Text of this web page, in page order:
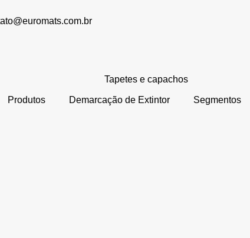
Produtos Demarcação de Extintor Segmentos